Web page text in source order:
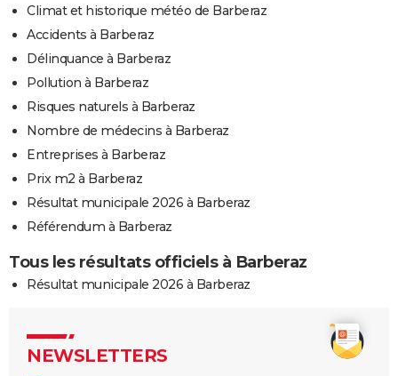
Climat et historique météo de Barberaz
Accidents à Barberaz
Délinquance à Barberaz
Pollution à Barberaz
Risques naturels à Barberaz
Nombre de médecins à Barberaz
Entreprises à Barberaz
Prix m2 à Barberaz
Résultat municipale 2026 à Barberaz
Référendum à Barberaz
Tous les résultats officiels à Barberaz
Résultat municipale 2026 à Barberaz
NEWSLETTERS